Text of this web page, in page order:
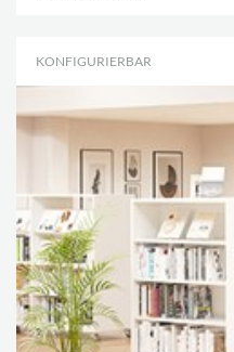
KONFIGURIERBAR